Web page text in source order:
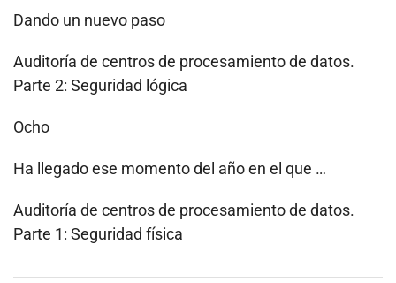
Dando un nuevo paso
Auditoría de centros de procesamiento de datos.
Parte 2: Seguridad lógica
Ocho
Ha llegado ese momento del año en el que …
Auditoría de centros de procesamiento de datos.
Parte 1: Seguridad física